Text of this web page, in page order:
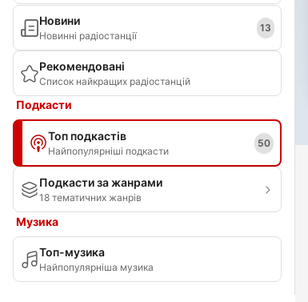
Новини
Новинні радіостанції
13
Рекомендовані
Список найкращих радіостанцій
Подкасти
Топ подкастів
Найпопулярніші подкасти
50
Подкасти за жанрами
18 тематичних жанрів
Музика
Топ-музика
Найпопулярніша музика